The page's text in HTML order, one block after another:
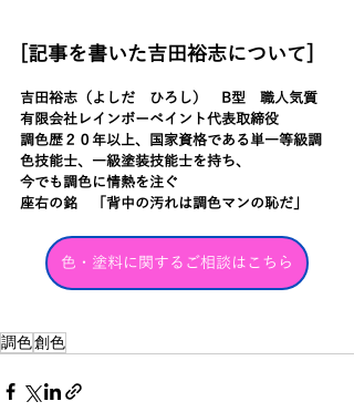
[記事を書いた吉田裕志について]
吉田裕志（よしだ　ひろし）　B型　職人気質
有限会社レインボーペイント代表取締役
調色歴２０年以上、国家資格である単一等級調
色技能士、一級塗装技能士を持ち、
今でも調色に情熱を注ぐ
座右の銘　「背中の汚れは調色マンの恥だ」
色・塗料に関するご相談はこちら
調色創色